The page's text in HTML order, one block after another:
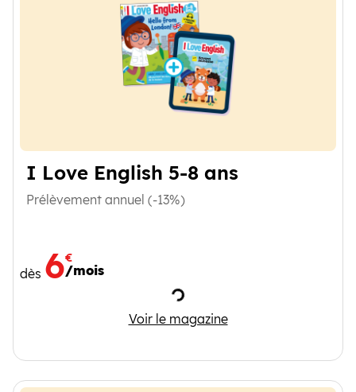
I Love English 5-8 ans
Prélèvement annuel (-13%)
dès 6€
/mois
Chargement
Voir le magazineI Love English 5-8 ans